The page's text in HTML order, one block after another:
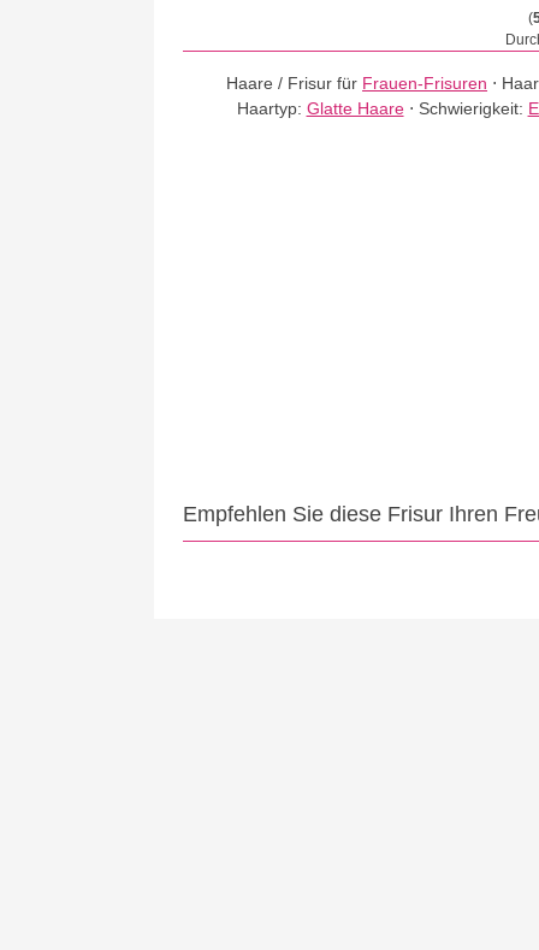
(
Haare / Frisur für Frauen-Frisuren ⋅
Haartyp: Glatte Haare⋅ Schwierigkeit:
Empfehlen Sie diese Frisur Ihren